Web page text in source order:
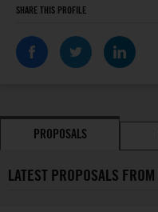
SHARE THIS PROFILE
PROPOSALS
LATEST PROPOSALS